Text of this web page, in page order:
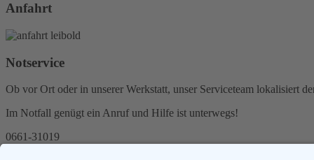
Anfahrt
Notservice
Ob vor Ort oder in unserer Werkstatt, unser Serviceteam lokalisiert
Im Notfall genügt ein Anruf und Hilfe ist unterwegs!
0661-31019